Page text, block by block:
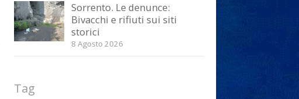
Sorrento. Le denunce:
Bivacchi e rifiuti sui siti
storici
8 Agosto 2026
Tag